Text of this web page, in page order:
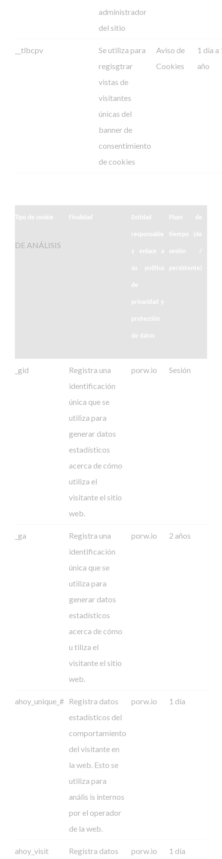
administrador
del sitio
__tlbcpv
Se utiliza para
regisgtrar
vistas de
visitantes
únicas del
banner de
consentimiento
de cookies
Aviso de
Cookies
1 día a
año
Tipo de cookie
DE ANÁLISIS
Finalidad Entidad
responsable
y enlace a
su política
de
privacidad y
protección
de datos
Plazo de
tiempo (de
sesión /
persistente)
_gid
Registra una
identificación
única que se
utiliza para
generar datos
estadísticos
acerca de cómo
utiliza el
visitante el sitio
web.
porw.io Sesión
_ga
Registra una
identificación
única que se
utiliza para
generar datos
estadísticos
acerca de cómo
u tiliza el
visitante el sitio
web.
porw.io 2 años
ahoy_unique_# Registra datos
estadísticos del
comportamiento
del visitante en
la web. Esto se
utiliza para
anális is internos
por el operador
de la web.
porw.io 1 día
ahoy_visit
Registra datos
porw.io 1 día